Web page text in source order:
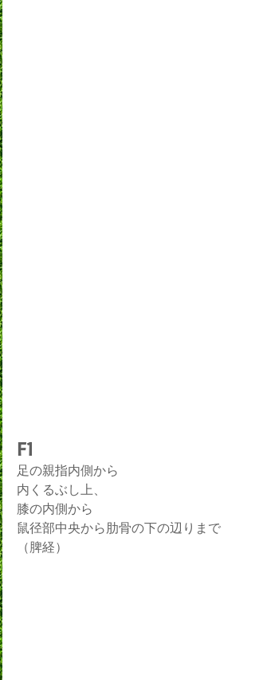
F1
足の親指内側から
内くるぶし上、
膝の内側から
鼠径部中央から肋骨の下の辺りまで
（脾経）